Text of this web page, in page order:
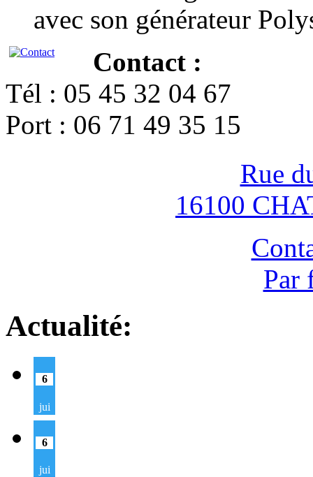
avec son générateur
Contact :
Tél : 05 45 32 04 67
Port : 06 71 49 35 15
Rue
16100
Par
Actualité:
6
jui
6
jui